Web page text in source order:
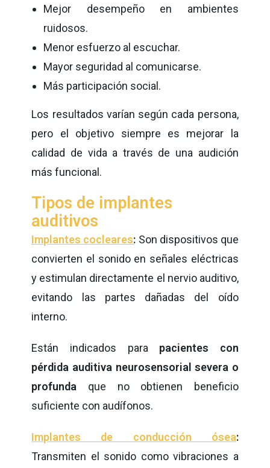
Mejor desempeño en ambientes
ruidosos.
Menor esfuerzo al escuchar.
Mayor seguridad al comunicarse.
Más participación social.
Los resultados varían según cada persona,
pero el objetivo siempre es mejorar la
calidad de vida a través de una audición
más funcional.
Tipos de implantes
auditivos
Implantes cocleares: Son dispositivos que
convierten el sonido en señales eléctricas
y estimulan directamente el nervio auditivo,
evitando las partes dañadas del oído
interno.
Están indicados para pacientes con
pérdida auditiva neurosensorial severa o
profunda que no obtienen beneficio
suficiente con audífonos.
Implantes de conducción ósea:
Transmiten el sonido como vibraciones a